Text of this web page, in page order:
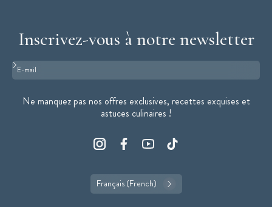
Inscrivez-vous à notre newsletter
Format : adresse@email.com
Ne manquez pas nos offres exclusives, recettes exquises et
astuces culinaires !
Français (French)